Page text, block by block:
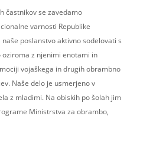
častnikov se zavedamo
varnosti Republike
naše poslanstvo aktivno sodelovati s
oziroma z njenimi enotami in
vojaškega in drugih obrambno
Naše delo je usmerjeno v
z mladimi. Na obiskih po šolah jim
Ministrstva za obrambo,